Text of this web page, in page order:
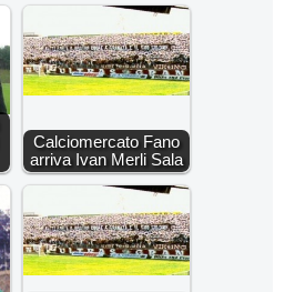
Calciomercato Fano
arriva Ivan Merli Sala